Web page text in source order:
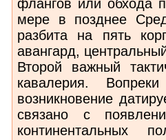
флангов или обхода
мере в позднее
разбита на пять
авангард,
Второй важный
кавалерия.
возникновение
связано с
континентальных